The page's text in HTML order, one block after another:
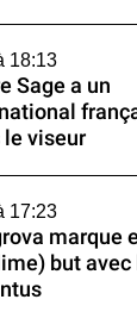
18:13
Sage a un
le viseur
17:23
marque
but avec